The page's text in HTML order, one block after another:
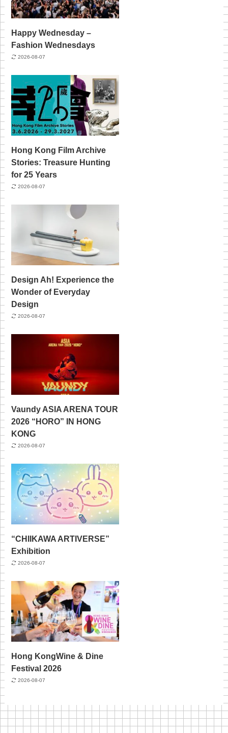
Happy Wednesday –
Fashion Wednesdays
2026-08-07
Hong Kong Film Archive
Stories: Treasure Hunting
for 25 Years
2026-08-07
Design Ah! Experience the
Wonder of Everyday
Design
2026-08-07
Vaundy ASIA ARENA TOUR
2026 “HORO” IN HONG
KONG
2026-08-07
“CHIIKAWA ARTIVERSE”
Exhibition
2026-08-07
Hong KongWine & Dine
Festival 2026
2026-08-07